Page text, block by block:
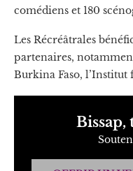
comédiens et 180
Les Récréâtrales
partenaires,
Burkina Faso,
Bissap,